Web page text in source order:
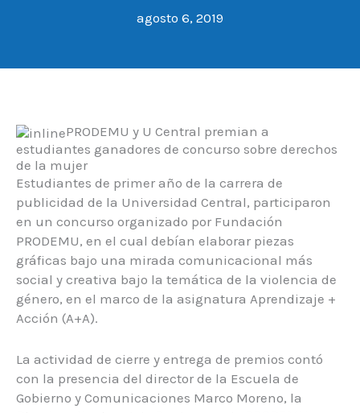
agosto 6, 2019
PRODEMU y U Central premian a
estudiantes ganadores de concurso sobre derechos
de la mujer
Estudiantes de primer año de la carrera de
publicidad de la Universidad Central, participaron
en un concurso organizado por Fundación
PRODEMU, en el cual debían elaborar piezas
gráficas bajo una mirada comunicacional más
social y creativa bajo la temática de la violencia de
género, en el marco de la asignatura Aprendizaje +
Acción (A+A).
La actividad de cierre y entrega de premios contó
con la presencia del director de la Escuela de
Gobierno y Comunicaciones Marco Moreno, la